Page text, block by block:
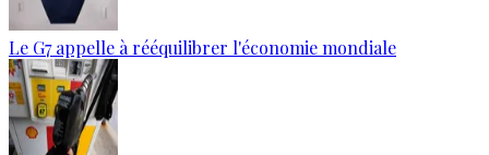
Le G7 appelle à rééquilibrer l'économie mondiale